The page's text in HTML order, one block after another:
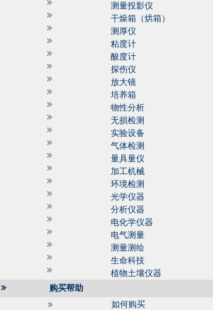
测量投影仪
干燥箱（烘箱）
测厚仪
粘度计
酸度计
探伤仪
放大镜
培养箱
物性分析
无损检测
实验设备
气体检测
量具量仪
加工机械
环境检测
光学仪器
分析仪器
电化学仪器
电气测量
测量测绘
生命科技
植物土壤仪器
购买帮助
如何购买